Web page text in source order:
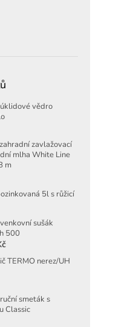
vědro
zavlažovací
mlha White Line
m
5l s růžicí
sušák
500
TERMO nerez/UH
smeták s
Classic